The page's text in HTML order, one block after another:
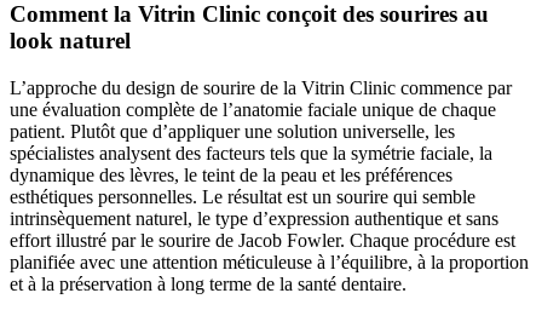
Comment la Vitrin Clinic conçoit des sourires au
look naturel
L’approche du design de sourire de la Vitrin Clinic commence par
une évaluation complète de l’anatomie faciale unique de chaque
patient. Plutôt que d’appliquer une solution universelle, les
spécialistes analysent des facteurs tels que la symétrie faciale, la
dynamique des lèvres, le teint de la peau et les préférences
esthétiques personnelles. Le résultat est un sourire qui semble
intrinsèquement naturel, le type d’expression authentique et sans
effort illustré par le sourire de Jacob Fowler. Chaque procédure est
planifiée avec une attention méticuleuse à l’équilibre, à la proportion
et à la préservation à long terme de la santé dentaire.